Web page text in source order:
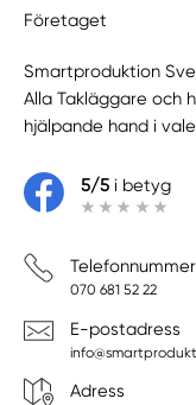
Företaget
Smartproduktion
Alla Takläggare och
hjälpande hand i
5/5i betyg
Telefonnummer
070 681 52 22
E-postadress
Adress